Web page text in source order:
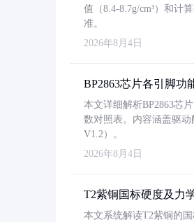
值（8.4-8.7g/cm³）和计
准。
2026年8月4日
BP2863芯片各引脚功
本文详细解析BP2863芯
数对照表。内容涵盖驱
V1.2）。
2026年8月4日
T2紫铜国标硬度及力
本文系统解读T2紫铜的